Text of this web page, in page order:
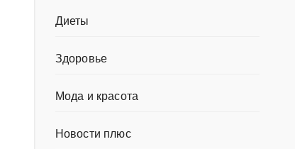
Диеты
Здоровье
Мода и красота
Новости плюс